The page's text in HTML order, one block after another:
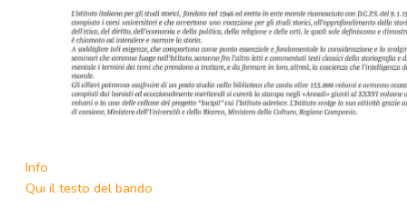
Info
Qui il testo del bando